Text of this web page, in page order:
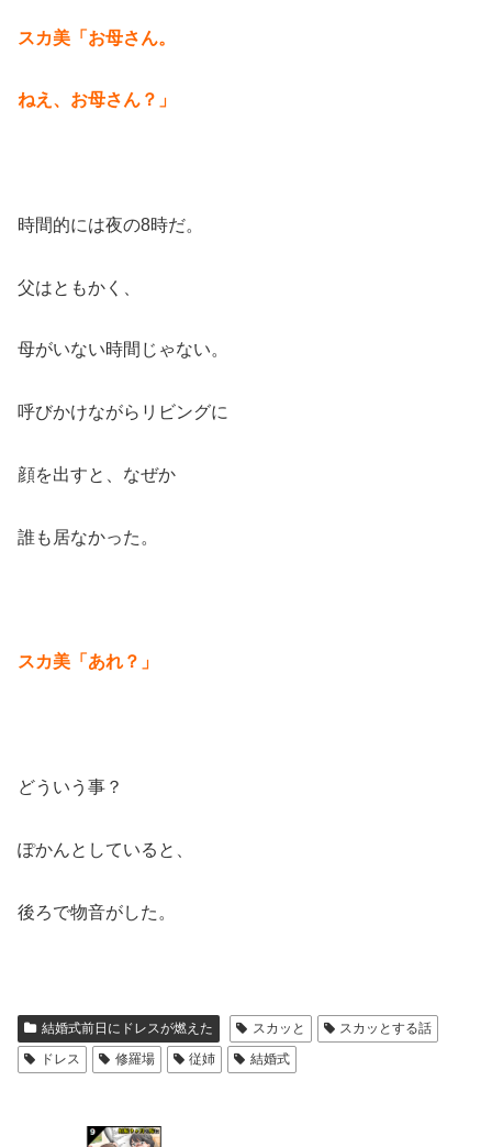
スカ美「お母さん。
ねえ、お母さん？」
時間的には夜の8時だ。
父はともかく、
母がいない時間じゃない。
呼びかけながらリビングに
顔を出すと、なぜか
誰も居なかった。
スカ美「あれ？」
どういう事？
ぽかんとしていると、
後ろで物音がした。
結婚式前日にドレスが燃えた スカッと
スカッとする話
ドレス
修羅場 従姉 結婚式